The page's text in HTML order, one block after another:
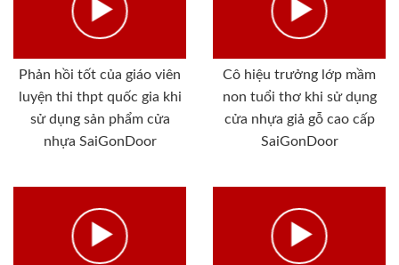
Phản hồi tốt của giáo viên
luyện thi thpt quốc gia khi
sử dụng sản phẩm cửa
nhựa SaiGonDoor
Cô hiệu trưởng lớp mầm
non tuổi thơ khi sử dụng
cửa nhựa giả gỗ cao cấp
SaiGonDoor